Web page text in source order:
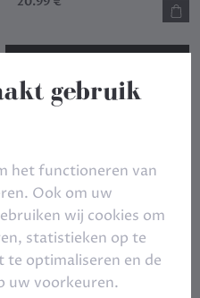
gebruik
het functioneren van
Ook om uw
wij cookies om
statistieken op te
optimaliseren en de
uw voorkeuren.